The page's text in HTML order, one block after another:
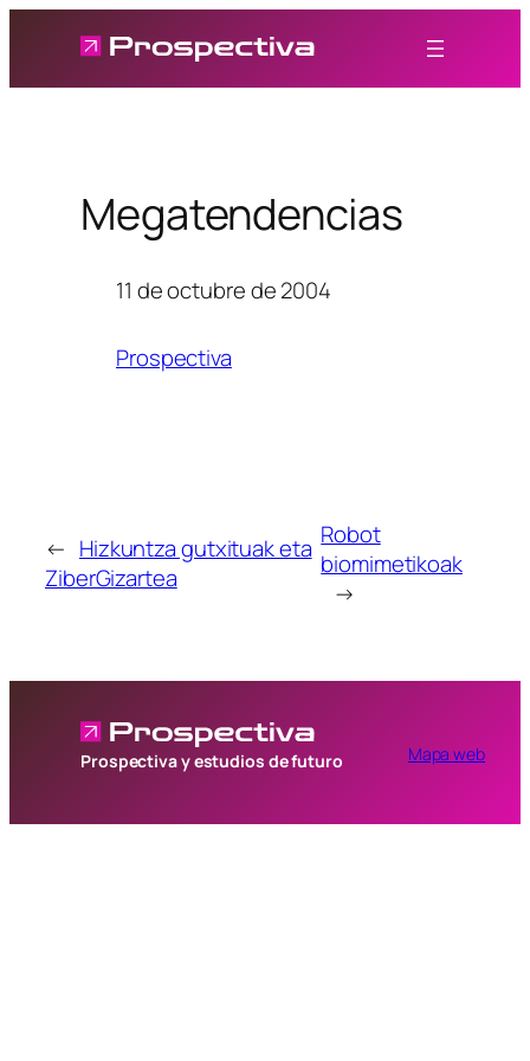
contenido
Megatendencias
11 de octubre de 2004
Prospectiva
← Hizkuntza gutxituak eta
ZiberGizartea
Robot
biomimetikoak
→
Prospectiva y estudios de futuro Mapa web